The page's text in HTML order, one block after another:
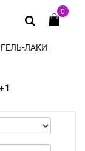
0
ГЕЛЬ-ЛАКИ